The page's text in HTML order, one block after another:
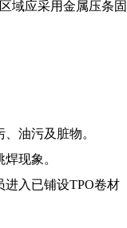
域应采用金属压条固
油污及脏物。
现象。
进入已铺设TPO卷材